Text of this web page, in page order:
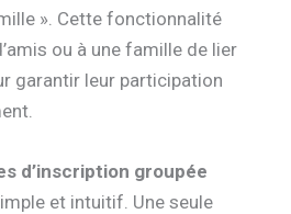
». Cette fonctionnalité
ou à une famille de lier
garantir leur participation
d’inscription groupée
et intuitif. Une seule